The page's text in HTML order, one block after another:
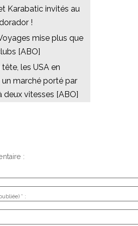
Karabatic invités au
!
mise plus que
[ABO]
tête, les USA en
marché porté par
deux vitesses [ABO]
:
* :